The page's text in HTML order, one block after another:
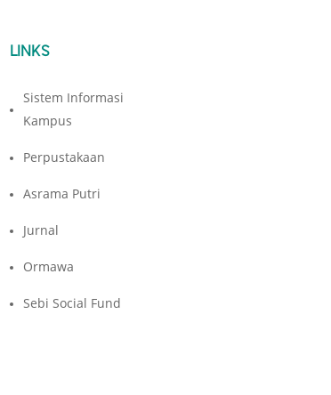
LINKS
Sistem Informasi
Kampus
Perpustakaan
Asrama Putri
Jurnal
Ormawa
Sebi Social Fund